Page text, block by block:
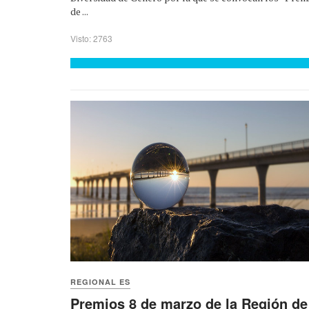
de ...
Visto: 2763
REGIONAL ES
Premios 8 de marzo de la Región de